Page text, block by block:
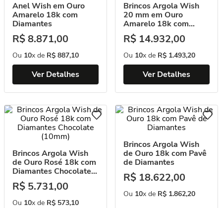
Anel Wish em Ouro
Amarelo 18k com
Diamantes
R$8.871,00
Ou 10x de R$ 887,10
Ver Detalhes
Brincos Argola Wish
20 mm em Ouro
Amarelo 18k com
Diamantes
R$ 14.932,00
Ou 10x de R$ 1.493,20
Ver Detalhes
Brincos Argola Wish
de Ouro Rosé 18k com
Diamantes Chocolate
(10mm)
R$ 5.731,00
Ou 10x de R$ 573,10
Brincos Argola Wish
de Ouro 18k com Pavê
de Diamantes
R$ 18.622,00
Ou 10x de R$ 1.862,20